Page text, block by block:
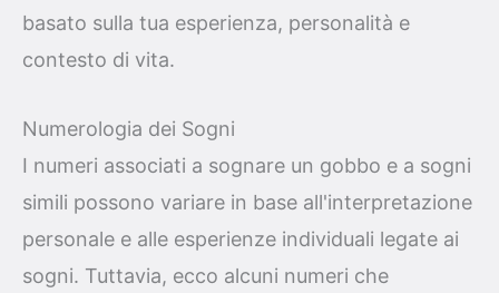
basato sulla tua esperienza, personalità e
contesto di vita.
Numerologia dei Sogni
I numeri associati a sognare un gobbo e a sogni
simili possono variare in base all'interpretazione
personale e alle esperienze individuali legate ai
sogni. Tuttavia, ecco alcuni numeri che